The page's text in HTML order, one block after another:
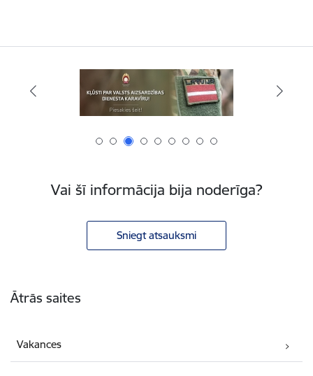
Vai šī informācija bija noderīga?
Sniegt atsauksmi
Ātrās saites
Vakances